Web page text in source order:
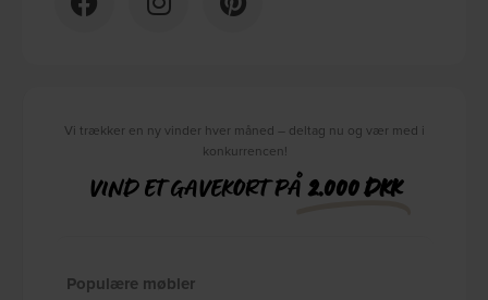
Vi trækker en ny vinder hver måned – deltag nu og vær med i
konkurrencen!
VIND ET GAVEKORT PÅ2.000 DKK
Populære møbler